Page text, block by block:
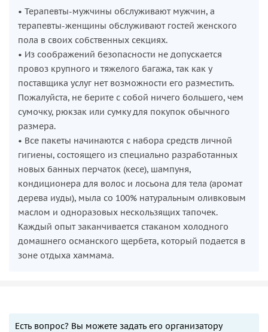
• Терапевты-мужчины обслуживают мужчин, а
терапевты-женщины обслуживают гостей женского
пола в своих собственных секциях.
• Из соображений безопасности не допускается
провоз крупного и тяжелого багажа, так как у
поставщика услуг нет возможности его разместить.
Пожалуйста, не берите с собой ничего большего, чем
сумочку, рюкзак или сумку для покупок обычного
размера.
• Все пакеты начинаются с набора средств личной
гигиены, состоящего из специально разработанных
новых банных перчаток (кесе), шампуня,
кондиционера для волос и лосьона для тела (аромат
дерева иуды), мыла со 100% натуральным оливковым
маслом и одноразовых нескользящих тапочек.
Каждый опыт заканчивается стаканом холодного
домашнего османского щербета, который подается в
зоне отдыха хаммама.
Есть вопрос? Вы можете задать его организатору